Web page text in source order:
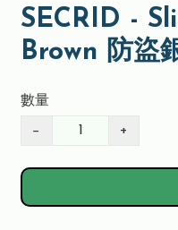
SECRID -
Brown 防盜
數量
− +